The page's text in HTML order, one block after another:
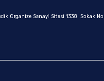
Organize Sanayi Sitesi 1338. Sokak